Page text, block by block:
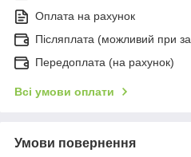
Оплата на рахунок
Післяплата (можливий при
Передоплата (на рахунок)
Всі умови оплати
Умови повернення